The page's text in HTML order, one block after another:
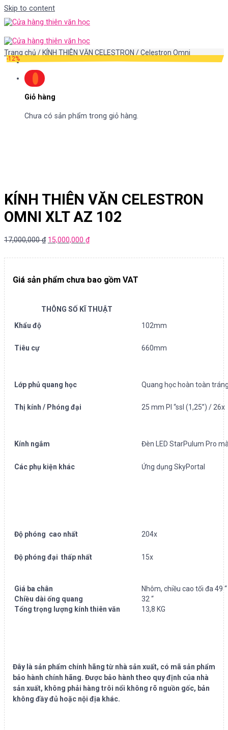
Skip to content
Giỏ hàng
Chưa có sản phẩm trong giỏ hàng.
Trang chủ / KÍNH THIÊN VĂN CELESTRON /Celestron Omni
-12%
KÍNH THIÊN VĂN CELESTRON
OMNI XLT AZ 102
17,000,000₫ 15,000,000 ₫
Giá sản phẩm chưa bao gồm VAT
Khẩu độ 102mm
Tiêu cự 660mm
Lớp phủ quang học Quang học hoàn toàn
Thị kính / Phóng đại 25 mm Pl “ssl (1,25”) / 26x
Kính ngắm Đèn LED StarPulum Pro
Các phụ kiện khác Ứng dụng SkyPortal
Độ phóng cao nhất 204x
Độ phóng đại thấp nhất 15x
THÔNG SỐ KĨ THUẬT
Giá ba chân
Nhôm, chiều cao tối đa 49 “
Chiều dài ống quang
32 “
Tổng trọng lượng kính thiên văn
13,8 KG
Đây là sản phẩm chính hãng từ nhà sản xuất, có mã sản phẩm
bảo hành chính hãng. Được bảo hành theo quy định của nhà
sản xuất, không phải hàng trôi nổi không rõ nguồn gốc, bản
không đầy đủ hoặc nội địa khác.